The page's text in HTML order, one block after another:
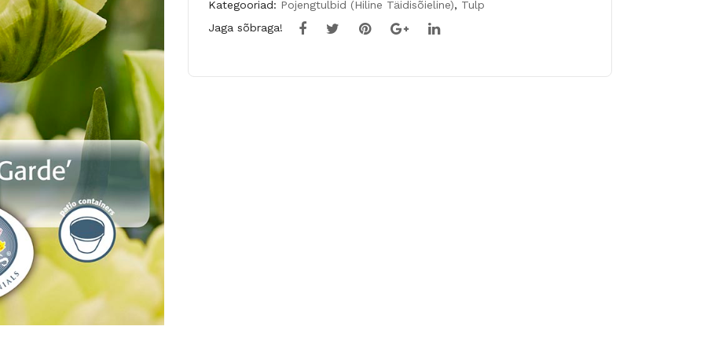
Kategooriad: Pojengtulbid (Hiline Täidisõieline), Tulp
Jaga sõbraga!